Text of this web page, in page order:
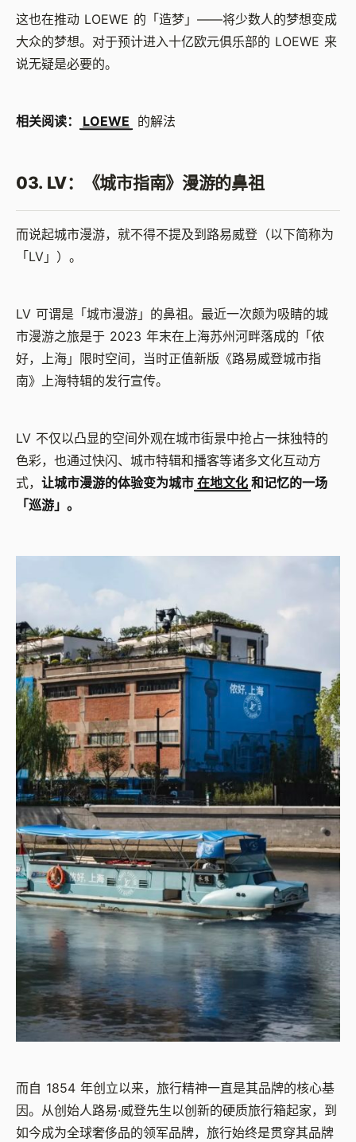
这也在推动 LOEWE 的「造梦」——将少数人的梦想变成
大众的梦想。对于预计进入十亿欧元俱乐部的 LOEWE 来
说无疑是必要的。
相关阅读： LOEWE 的解法
03. LV：《城市指南》漫游的鼻祖
而说起城市漫游，就不得不提及到路易威登（以下简称为
「LV」）。
LV 可谓是「城市漫游」的鼻祖。最近一次颇为吸睛的城
市漫游之旅是于 2023 年末在上海苏州河畔落成的「侬
好，上海」限时空间，当时正值新版《路易威登城市指
南》上海特辑的发行宣传。
LV 不仅以凸显的空间外观在城市街景中抢占一抹独特的
色彩，也通过快闪、城市特辑和播客等诸多文化互动方
式， 让城市漫游的体验变为城市 在地文化 和记忆的一场
「巡游」。
而自 1854 年创立以来，旅行精神一直是其品牌的核心基
因。从创始人路易·威登先生以创新的硬质旅行箱起家，到
如今成为全球奢侈品的领军品牌，旅行始终是贯穿其品牌